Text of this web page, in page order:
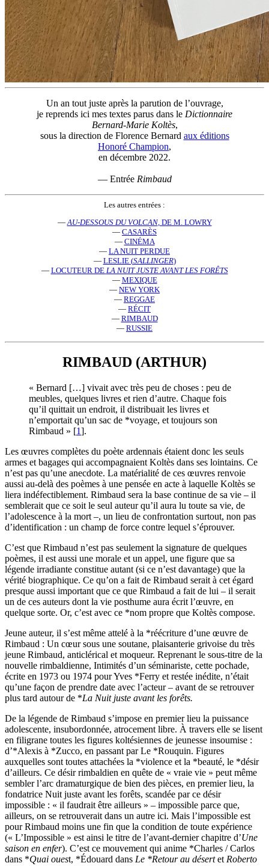
Un an tout juste après la parution de l’ouvrage,
je reprends ici mes textes parus dans le Dictionnaire
Bernard-Marie Koltès,
sous la direction de Florence Bernard aux éditions
Honoré Champion,
en décembre 2022.
— Entrée Rimbaud
Les autres entrées :
—AU-DESSOUS DU VOLCAN, DE M. LOWRY
— CASARÈS
— CINÉMA
— LA NUIT PERDUE
— LESLIE (SALLINGER)
— LOCUTEUR DE LA NUIT JUSTE AVANT LES FORÊTS
— MEXIQUE
— NEW YORK
— REGGAE
— RÉCIT
— RIMBAUD
— RUSSIE
RIMBAUD (ARTHUR)
« Bernard […] vivait avec très peu de choses : peu de
meubles, quelques livres et rien d’autre. Chaque fois
qu’il quittait un endroit, il distribuait les livres et
n’emportait qu’un sac de *voyage, et toujours son
Rimbaud » [1].
Les œuvres complètes du poète ardennais étaient donc les seuls
armes et bagages qui accompagnaient Koltès dans ses lointains. Ce
n’est pas qu’une anecdote. La matérialité de ces œuvres renvoie
aussi au-delà des poèmes à une pensée en acte à laquelle Koltès se
liera indéfectiblement. Rimbaud sera la base continue de sa vie – il
semblerait que ce soit le seul auteur qu’il aura lu toute sa vie, de
l’adolescence à la mort –, un lieu de confrontation surtout, non pas
d’identification : un champ de force contre lequel s’éprouver.
C’est que Rimbaud n’est pas seulement la signature de quelques
poèmes, il est aussi une morale et un appel, une figure que sa
légende irradiante constitue autant (si ce n’est davantage) que la
vérité biographique. Ce qu’on a fait de Rimbaud serait à cet égard
presque aussi important que ce que Rimbaud a fait de lui – il serait
un de ces auteurs dont la vie posthume aura écrit l’œuvre, en
quelque sorte. Or, c’est avec ce *nom propre que Koltès compose.
Jeune auteur, il s’est même attelé à la *réécriture d’une œuvre de
Rimbaud : Un cœur sous une soutane, plaisanterie grivoise du très
jeune Rimbaud, anticlérical et moqueur. Reprenant le sous-titre de la
nouvelle rimbaldienne, Intimités d’un séminariste, cette pochade,
écrite en 1973 ou 1974 pour Yves *Ferry et restée inédite, n’était
qu’une façon de prendre date avec l’acteur – avant de se retrouver
plus tard autour de *La Nuit juste avant les forêts.
De la légende de Rimbaud s’impose en premier lieu la puissance
adolescente, insubordonnée, atrocement libre. À travers elle se lisent
en filigrane toutes les figures koltésiennes de jeunesse insoumise :
d’*Alexis à *Zucco, en passant par Le *Rouquin. Figures
auxquelles sont toutes attachées la *violence et la *beauté, le *désir
d’ailleurs. Ce désir rimbaldien en quête de « vraie vie » peut même
sembler l’arc dramaturgique de bien des pièces, en premier lieu, la
fondatrice Nuit juste avant les forêts, scandée par ce désir
impossible : « il faudrait être ailleurs » – impossible parce que,
ailleurs, on se retrouverait dans un autre ici. Mais l’impossible est
pour Rimbaud moins une fin que la condition de toute expérience
(« L’Impossible » est ainsi le titre de l’avant-dernier chapitre d’Une
saison en enfer). C’est ce mouvement qui anime *Charles / Carlos
dans *Quai ouest, *Édouard dans Le *Retour au désertet Roberto